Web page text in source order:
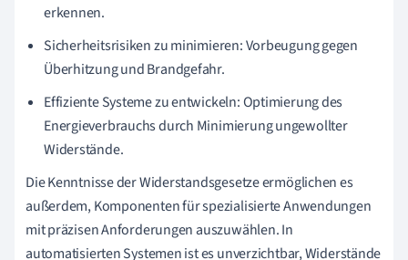
erkennen.
Sicherheitsrisiken zu minimieren: Vorbeugung gegen
Überhitzung und Brandgefahr.
Effiziente Systeme zu entwickeln: Optimierung des
Energieverbrauchs durch Minimierung ungewollter
Widerstände.
Die Kenntnisse der Widerstandsgesetze ermöglichen es
außerdem, Komponenten für spezialisierte Anwendungen
mit präzisen Anforderungen auszuwählen. In
automatisierten Systemen ist es unverzichtbar, Widerstände